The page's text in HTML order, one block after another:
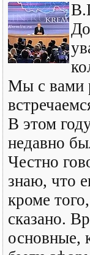
Мы с вами
В этом
недавно
Честно
знаю, что
кроме
сказано.
основные,